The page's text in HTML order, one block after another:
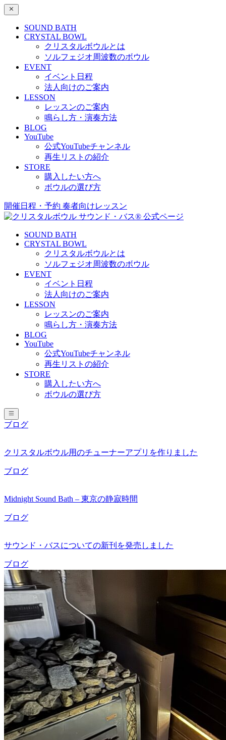
SOUND BATH
CRYSTAL BOWL
クリスタルボウルとは
ソルフェジオ周波数のボウル
EVENT
イベント日程
法人向けのご案内
LESSON
レッスンのご案内
鳴らし方・演奏方法
BLOG
YouTube
公式YouTubeチャンネル
再生リストの紹介
STORE
購入したい方へ
ボウルの選び方
開催日程・予約 奏者向けレッスン
SOUND BATH
CRYSTAL BOWL
クリスタルボウルとは
ソルフェジオ周波数のボウル
EVENT
イベント日程
法人向けのご案内
LESSON
レッスンのご案内
鳴らし方・演奏方法
BLOG
YouTube
公式YouTubeチャンネル
再生リストの紹介
STORE
購入したい方へ
ボウルの選び方
ブログ
クリスタルボウル用のチューナーアプリを作りました
ブログ
Midnight Sound Bath – 東京の静寂時間
ブログ
サウンド・バスについての新刊を発売しました
ブログ